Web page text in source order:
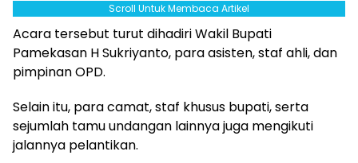
Scroll Untuk Membaca Artikel
Acara tersebut turut dihadiri Wakil Bupati
Pamekasan H Sukriyanto, para asisten, staf ahli, dan
pimpinan OPD.
Selain itu, para camat, staf khusus bupati, serta
sejumlah tamu undangan lainnya juga mengikuti
jalannya pelantikan.